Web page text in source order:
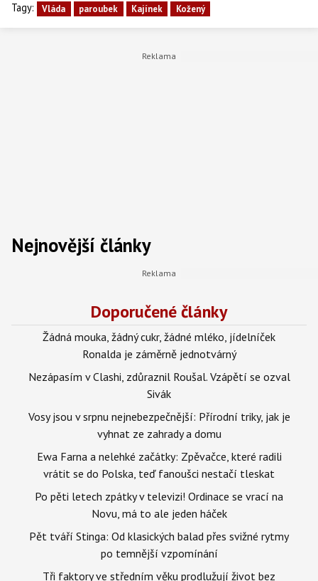
Tagy: Vláda paroubek Kajínek Kožený
Nejnovější články
Doporučené články
Žádná mouka, žádný cukr, žádné mléko, jídelníček
Ronalda je záměrně jednotvárný
Nezápasím v Clashi, zdůraznil Roušal. Vzápětí se ozval
Sivák
Vosy jsou v srpnu nejnebezpečnější: Přírodní triky, jak je
vyhnat ze zahrady a domu
Ewa Farna a nelehké začátky: Zpěvačce, které radili
vrátit se do Polska, teď fanoušci nestačí tleskat
Po pěti letech zpátky v televizi! Ordinace se vrací na
Novu, má to ale jeden háček
Pět tváří Stinga: Od klasických balad přes svižné rytmy
po temnější vzpomínání
Tři faktory ve středním věku prodlužují život bez